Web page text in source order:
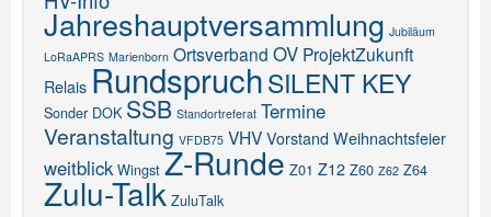
Jahreshauptversammlung Jubiläum
LoRaAPRS Marienborn Ortsverband OV ProjektZukunft
Relais RundspruchSILENT KEY
Sonder DOK SSB Standortreferat Termine
Veranstaltung VFDB75 VHV Vorstand Weihnachtsfeier
weitblick Wingst Z-Runde Z01 Z12 Z60 Z62 Z64
Zulu-Talk ZuluTalk